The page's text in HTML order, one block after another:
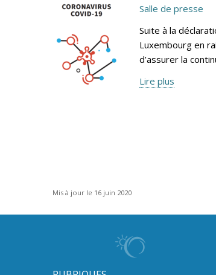
Salle de presse
Suite à la
Luxembourg en
d’assurer la
Lire plus
Mis à jour le 16 juin 2020